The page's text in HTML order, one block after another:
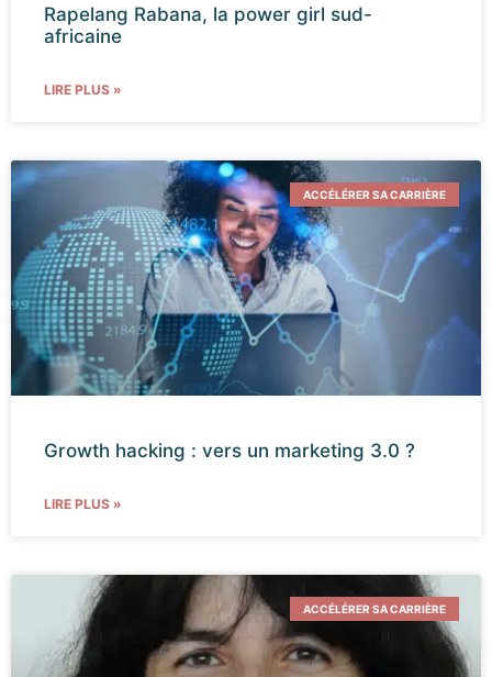
Rapelang Rabana, la power girl sud-
africaine
LIRE PLUS »
ACCÉLÉRER SA CARRIÈRE
Growth hacking : vers un marketing 3.0 ?
LIRE PLUS »
ACCÉLÉRER SA CARRIÈRE